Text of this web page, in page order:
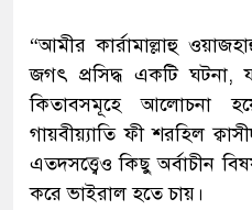
“আমীর কার্রামাল্লাহু
জগৎ প্রসিদ্ধ একটি ঘটনা,
কিতাবসমূহে আলোচনা
গায়বীয়্যাতি ফী শরহিল
এতদসত্ত্বেও কিছু অর্বাচীন
করে ভাইরাল হতে চায়।